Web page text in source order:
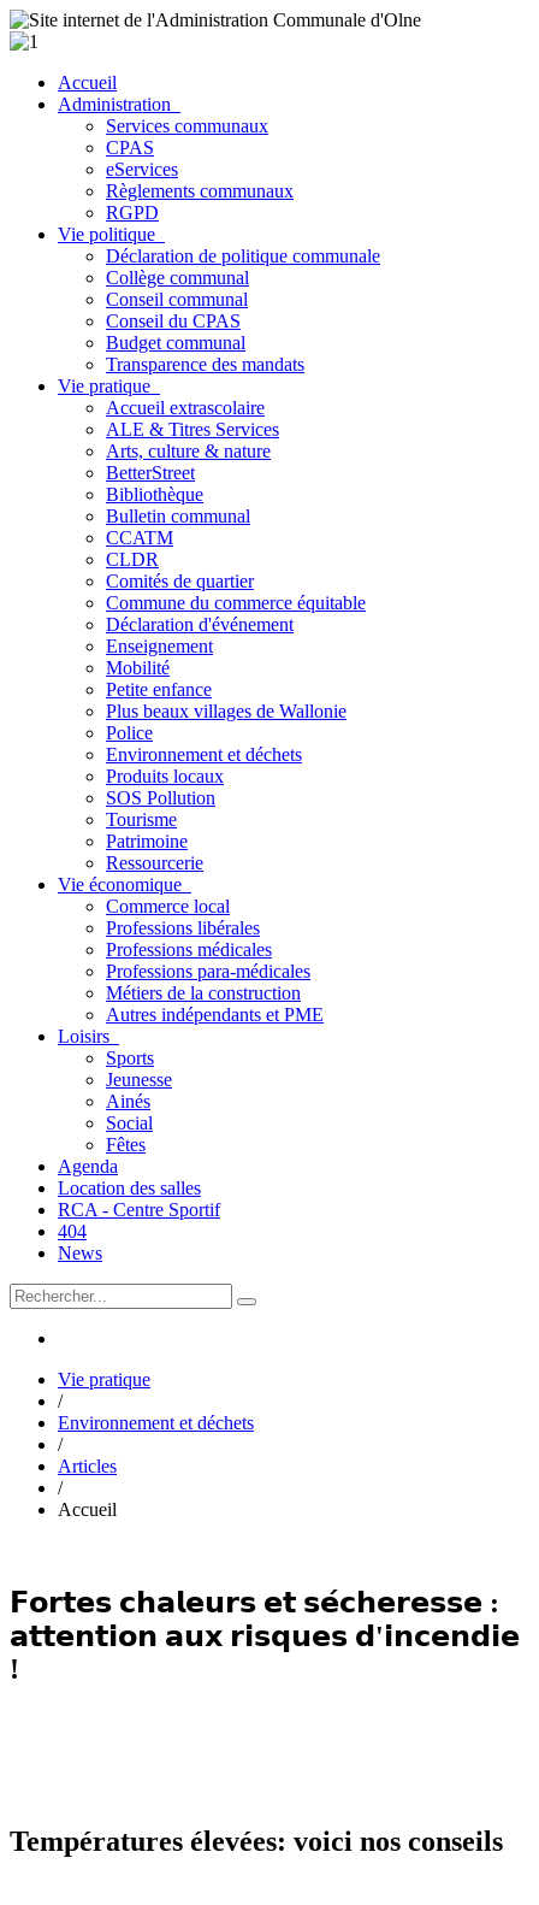
Accueil
Administration
Services communaux
CPAS
eServices
Règlements communaux
RGPD
Vie politique
Déclaration de politique communale
Collège communal
Conseil communal
Conseil du CPAS
Budget communal
Transparence des mandats
Vie pratique
Accueil extrascolaire
ALE & Titres Services
Arts, culture & nature
BetterStreet
Bibliothèque
Bulletin communal
CCATM
CLDR
Comités de quartier
Commune du commerce équitable
Déclaration d'événement
Enseignement
Mobilité
Petite enfance
Plus beaux villages de Wallonie
Police
Environnement et déchets
Produits locaux
SOS Pollution
Tourisme
Patrimoine
Ressourcerie
Vie économique
Commerce local
Professions libérales
Professions médicales
Professions para-médicales
Métiers de la construction
Autres indépendants et PME
Loisirs
Sports
Jeunesse
Ainés
Social
Fêtes
Agenda
Location des salles
RCA - Centre Sportif
404
News
Vie pratique
/
Environnement et déchets
/
Articles
/
Accueil
𝗙𝗼𝗿𝘁𝗲𝘀 𝗰𝗵𝗮𝗹𝗲𝘂𝗿𝘀 𝗲𝘁 𝘀𝗲́𝗰𝗵𝗲𝗿𝗲𝘀𝘀𝗲 :
𝗮𝘁𝘁𝗲𝗻𝘁𝗶𝗼𝗻 𝗮𝘂𝘅 𝗿𝗶𝘀𝗾𝘂𝗲𝘀 𝗱'𝗶𝗻𝗰𝗲𝗻𝗱𝗶𝗲
!
Températures élevées: voici nos conseils